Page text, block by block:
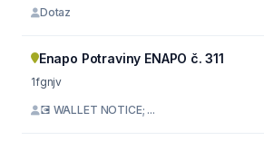
Dotaz
Enapo Potraviny ENAPO č. 311
1fgnjv
💽 WALLET NOTICE; ...